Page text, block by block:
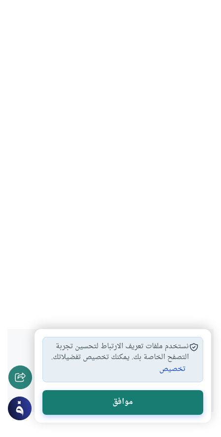
هل انتفعت بهذا المحتوى؟
نعم لا
نستخدم ملفات تعريف الارتباط لتحسين تجربة
التصفح الخاصة بك. يمكنك تخصيص تفضيلاتك.
تخصيص
موافق